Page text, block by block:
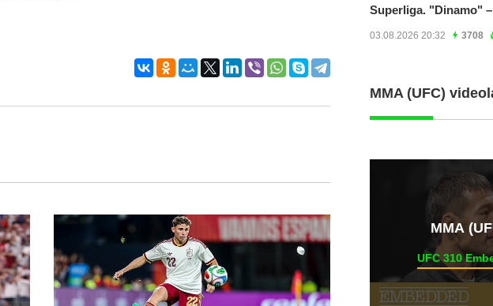
Superliga. "Dinamo"
03.08.2026 20:32 3708
MMA (UFC)
ММА
UFC 310